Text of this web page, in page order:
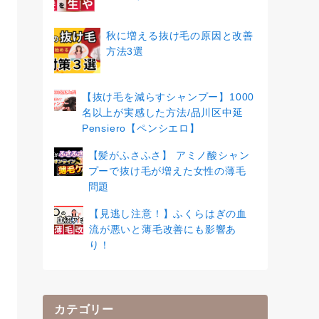
秋に増える抜け毛の原因と改善
方法3選
【抜け毛を減らすシャンプー】1000
名以上が実感した方法/品川区中延
Pensiero【ペンシエロ】
【髪がふさふさ】 アミノ酸シャン
プーで抜け毛が増えた女性の薄毛
問題
【見逃し注意！】ふくらはぎの血
流が悪いと薄毛改善にも影響あ
り！
カテゴリー